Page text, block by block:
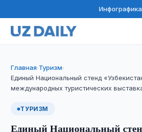
Инфографика
Главная›Туризм›
Единый Национальный стенд
международных туристических
ТУРИЗМ
Единый Национальный